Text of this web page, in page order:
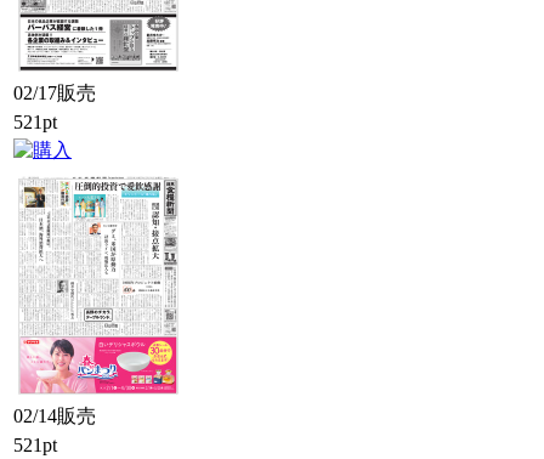
02/17販売
521pt
02/14販売
521pt